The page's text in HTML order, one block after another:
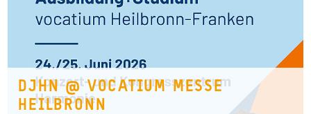
DJHN @ VOCATIUM MESSE
HEILBRONN